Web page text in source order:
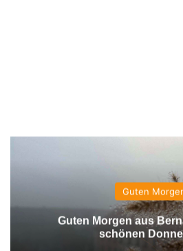
Guten
Guten Morgen aus
schönen